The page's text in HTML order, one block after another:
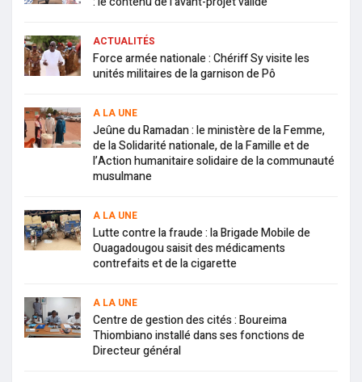
ACTUALITÉS
Force armée nationale : Chériff Sy visite les
unités militaires de la garnison de Pô
A LA UNE
Jeûne du Ramadan : le ministère de la Femme,
de la Solidarité nationale, de la Famille et de
l’Action humanitaire solidaire de la communauté
musulmane
A LA UNE
Lutte contre la fraude : la Brigade Mobile de
Ouagadougou saisit des médicaments
contrefaits et de la cigarette
A LA UNE
Centre de gestion des cités : Boureima
Thiombiano installé dans ses fonctions de
Directeur général